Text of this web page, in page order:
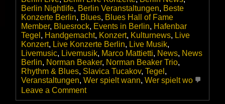
Berlin Nightlife, Berlin Veranstaltungen, Beste
Konzerte Berlin, Blues, Blues Hall of Fame
Member, Bluesrock, Events in Berlin, Hafenbar
Tegel , Handgemacht, Konzert, Kulturnews, Live
Konzert, Live Konzerte Berlin, Live Musik,
Livemusic, Livemusik, Marco Mattietti, News, News
Berlin, Norman Beaker, Norman Beaker Trio,
Rhythm & Blues, Slavica Tucakov, Tegel ,
Veranstaltungen, Wer spielt wann, Wer spielt wo
Leave a Commenton
Das